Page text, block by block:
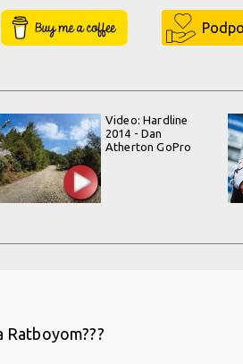
Buy Me a Coffee
Video: Hardline
2014 - Dan
Atherton GoPro
Ratboyom???